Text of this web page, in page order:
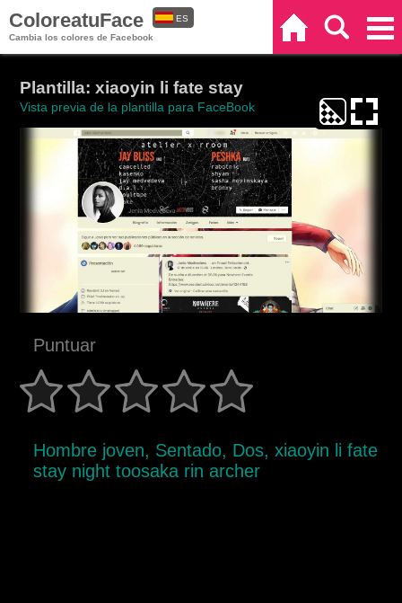
ColoreatuFace
Cambia los colores de Facebook
ES
Plantilla: xiaoyin li fate stay
Vista previa de la plantilla para FaceBook
Puntuar
Hombre joven, Sentado, Dos, xiaoyin li fate
stay night toosaka rin archer